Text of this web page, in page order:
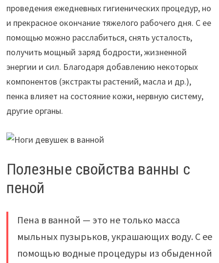
проведения ежедневных гигиенических процедур, но
и прекрасное окончание тяжелого рабочего дня. С ее
помощью можно расслабиться, снять усталость,
получить мощный заряд бодрости, жизненной
энергии и сил. Благодаря добавлению некоторых
компонентов (экстракты растений, масла и др.),
пенка влияет на состояние кожи, нервную систему,
другие органы.
Полезные свойства ванны с
пеной
Пена в ванной — это не только масса
мыльных пузырьков, украшающих воду. С ее
помощью водные процедуры из обыденной